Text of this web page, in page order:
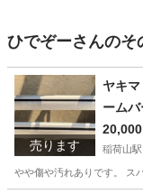
ひでぞーさんのそ
売ります
ヤキ
ームバ
20,000
稲荷山駅
やや傷や汚れありです。 ス